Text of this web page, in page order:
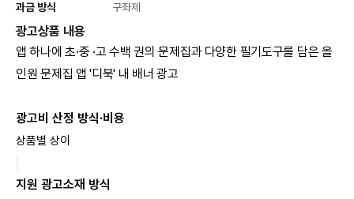
과금 방식 구좌제
광고상품 내용
앱 하나에 초·중 ·고 수백 권의 문제집과 다양한 필기도구를 담은 올
인원 문제집 앱 '디북' 내 배너 광고
광고비 산정 방식·비용
상품별 상이
지원 광고소재 방식